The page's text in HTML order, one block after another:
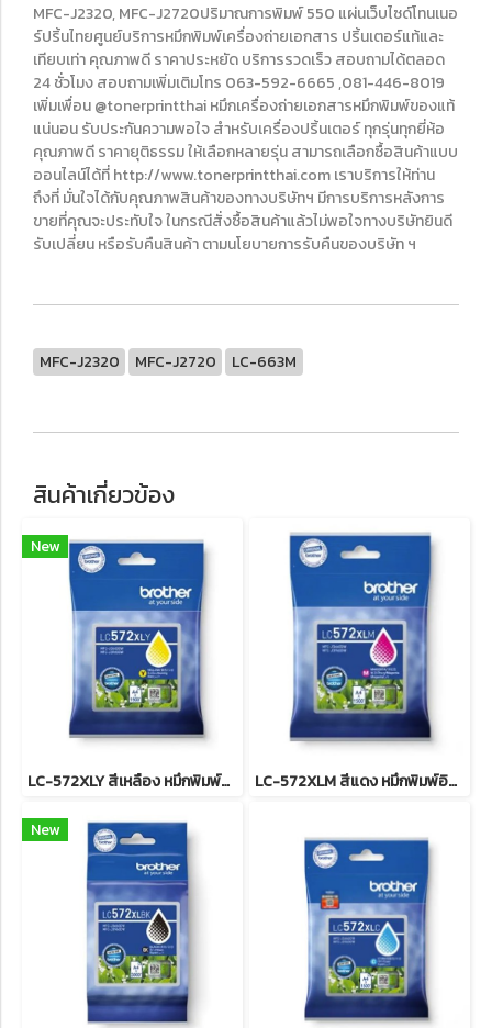
MFC-J2320, MFC-J2720ปริมาณการพิมพ์ 550 แผ่นเว็บไซด์โทนเนอ
ร์ปริ้นไทยศูนย์บริการหมึกพิมพ์เครื่องถ่ายเอกสาร ปริ้นเตอร์แท้และ
เทียบเท่า คุณภาพดี ราคาประหยัด บริการรวดเร็ว สอบถามได้ตลอด
24 ชั่วโมง สอบถามเพิ่มเติมโทร 063-592-6665 ,081-446-8019
เพิ่มเพื่อน @tonerprintthai หมึกเครื่องถ่ายเอกสารหมึกพิมพ์ของแท้
แน่นอน รับประกันความพอใจ สำหรับเครื่องปริ้นเตอร์ ทุกรุ่นทุกยี่ห้อ
คุณภาพดี ราคายุติธรรม ให้เลือกหลายรุ่น สามารถเลือกซื้อสินค้าแบบ
ออนไลน์ได้ที่ http://www.tonerprintthai.com เราบริการให้ท่าน
ถึงที่ มั่นใจได้กับคุณภาพสินค้าของทางบริษัทฯ มีการบริการหลังการ
ขายที่คุณจะประทับใจ ในกรณีสั่งซื้อสินค้าแล้วไม่พอใจทางบริษัทยินดี
รับเปลี่ยน หรือรับคืนสินค้า ตามนโยบายการรับคืนของบริษัท ฯ
MFC-J2320 MFC-J2720 LC-663M
สินค้าเกี่ยวข้อง
New
LC-572XLY สีเหลือง หมึกพิมพ์อิงค์เจ็ทบราเดอร์ รับประกันศูนย์บริการของแท้แน่นอน, INK CATRIDGE 1,500Pgs for J3660,J3960 LC-572XLM สีแดง หมึกพิมพ์อิงค์เจ็ทบราเดอร์ รับประกันศูนย์บริการของแท้แน่นอน , INK CATRIDGE 1,500Pgs for J3660,J3960
New